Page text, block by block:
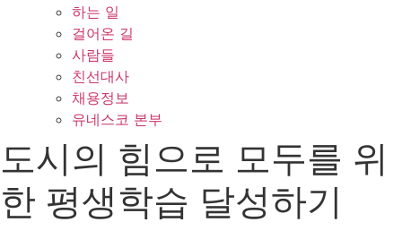
하는 일
걸어온 길
사람들
친선대사
채용정보
유네스코 본부
도시의 힘으로 모두를 위
한 평생학습 달성하기